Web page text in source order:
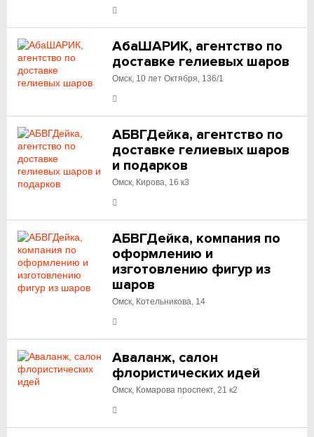
АбаШАРИК, агентство по
доставке гелиевых шаров
Омск, 10 лет Октября, 136/1
АБВГДейка, агентство по
доставке гелиевых шаров
и подарков
Омск, Кирова, 16 к3
АБВГДейка, компания по
оформлению и
изготовлению фигур из
шаров
Омск, Котельникова, 14
Аваланж, салон
флористических идей
Омск, Комарова проспект, 21 к2